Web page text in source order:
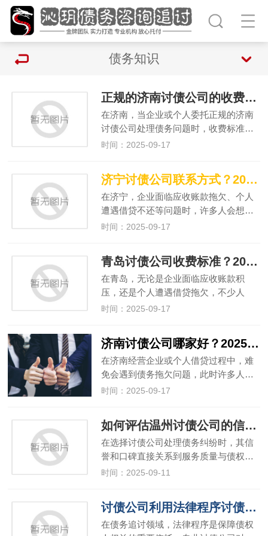
债务知识
正规的济南讨债公司的收费标准受哪些因素影响？
在济南，当企业或个人委托正规的济南
讨债公司处理债务问题时，收费标准…
时间：2025-09-17
济宁讨债公司联系方式？2025 年正规渠道获取与筛选指南
在济宁，企业面临应收账款拖欠、个人
遭遇借贷不还等问题时，许多人会想…
时间：2025-09-17
青岛讨债公司收费标准？2024 年本地行业收费明细与避坑指南
在青岛，无论是企业面临应收账款积
压，还是个人遭遇借贷拖欠，不少人
会…
时间：2025-09-17
济南讨债公司哪家好？2025 年正规机构筛选指南
在济南经营企业或个人借贷过程中，难
免会遇到债务拖欠问题，此时许多人…
时间：2025-09-17
如何评估温州讨债公司的信誉和口碑？
在选择讨债公司处理债务纠纷时，其信
誉和口碑直接关系到服务质量与债权…
时间：2025-09-11
讨债公司利用法律程序讨债的技巧与要点
在债务追讨领域，法律程序是保障债权